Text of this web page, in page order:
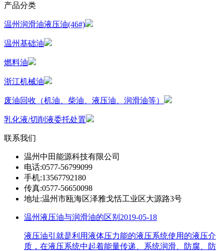
产品分类
温州润滑油液压油(46#)
温州基础油
燃料油
浙江机械油
废油回收（机油、柴油、液压油、润滑油等）
乳化液/切削液委托处置
联系我们
温州中田能源科技有限公司
电话:0577-56799099
手机:13567792180
传真:0577-56650098
地址:温州市瓯海区泽雅戈恬工业区大源路3号
温州液压油与润滑油的区别 2019-05-18
液压油引就是利用液体压力能的液压系统使用的液压介
质，在液压系统中起着能量传递、系统润滑、防腐、防